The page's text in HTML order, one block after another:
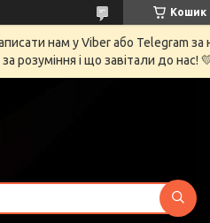
Кошик
нам у Viber або Telegram
розуміння і що завітали до нас!